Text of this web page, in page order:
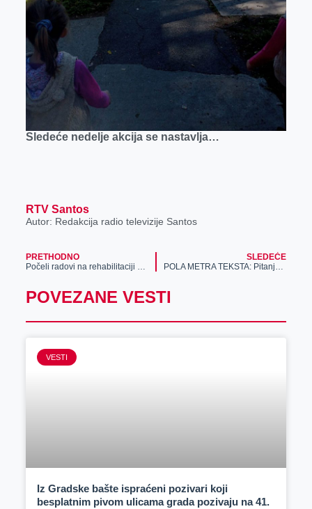
Sledeće nedelje akcija se nastavlja…
RTV Santos
Autor: Redakcija radio televizije Santos
PRETHODNO
Počeli radovi na rehabilitaciji obilaznice oko Zrenjanina, od ulaza u grad na “Bagljašu” do Mihajlovačkog druma – kapitalna investicija od 260 miliona dinara
SLEDEĆE
POLA METRA TEKSTA: Pitanja koja (ne treba da) postavljamo i ostali srpski običaji
POVEZANE VESTI
VESTI
Iz Gradske bašte ispraćeni pozivari koji
besplatnim pivom ulicama grada pozivaju na 41.